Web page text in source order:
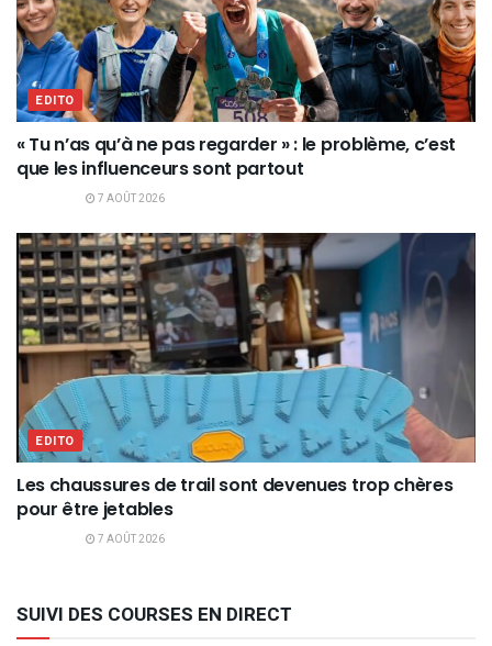
EDITO
« Tu n’as qu’à ne pas regarder » : le problème, c’est
que les influenceurs sont partout
7 AOÛT 2026
EDITO
Les chaussures de trail sont devenues trop chères
pour être jetables
7 AOÛT 2026
SUIVI DES COURSES EN DIRECT